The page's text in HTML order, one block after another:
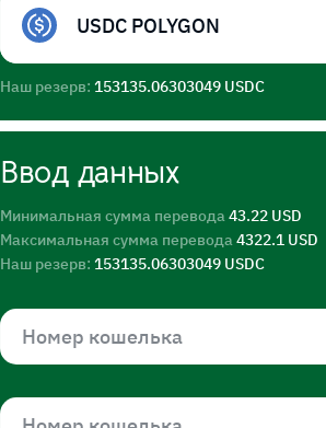
USDC POLYGON
Наш резерв: 153135.06303049 USDC
Ввод данных
Минимальная сумма перевода43.22 USD
Максимальная сумма перевода4322.1 USD
Наш резерв: 153135.06303049 USDC